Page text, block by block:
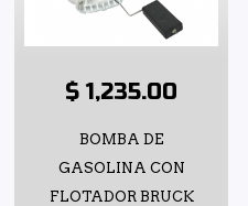
$ 1,235.00
BOMBA DE
GASOLINA CON
FLOTADOR BRUCK